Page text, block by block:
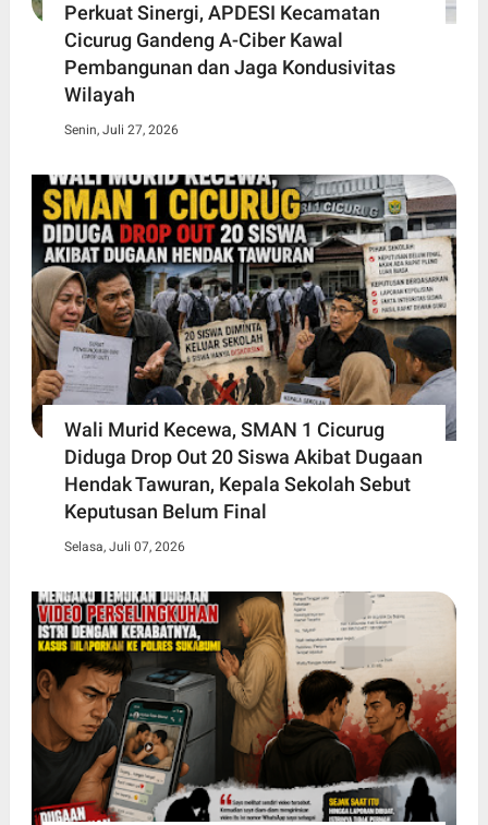
Perkuat Sinergi, APDESI Kecamatan
Cicurug Gandeng A-Ciber Kawal
Pembangunan dan Jaga Kondusivitas
Wilayah
Senin, Juli 27, 2026
Wali Murid Kecewa, SMAN 1 Cicurug
Diduga Drop Out 20 Siswa Akibat Dugaan
Hendak Tawuran, Kepala Sekolah Sebut
Keputusan Belum Final
Selasa, Juli 07, 2026